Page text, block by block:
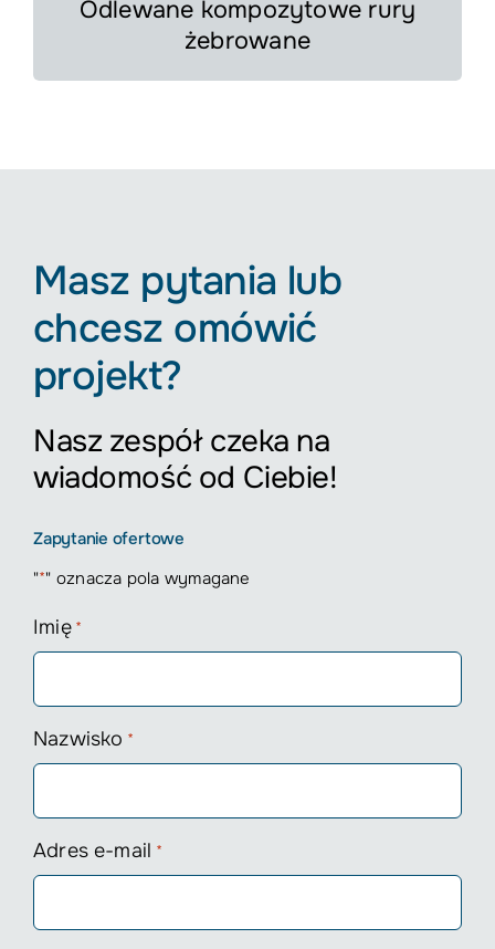
Odlewane kompozytowe rury
żebrowane
Masz pytania lub
chcesz omówić
projekt?
Nasz zespół czeka na
wiadomość od Ciebie!
Zapytanie ofertowe
"*" oznacza pola wymagane
Imię *
Nazwisko *
Adres e-mail *